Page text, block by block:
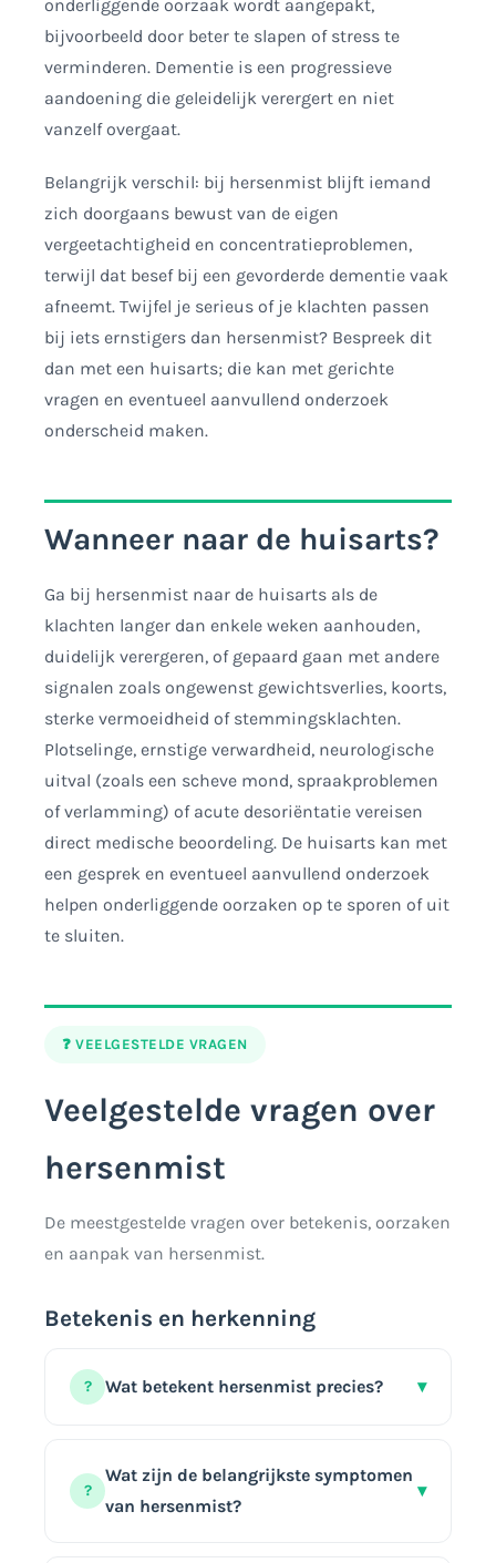
onderliggende oorzaak wordt aangepakt,
bijvoorbeeld door beter te slapen of stress te
verminderen. Dementie is een progressieve
aandoening die geleidelijk verergert en niet
vanzelf overgaat.
Belangrijk verschil: bij hersenmist blijft iemand
zich doorgaans bewust van de eigen
vergeetachtigheid en concentratieproblemen,
terwijl dat besef bij een gevorderde dementie vaak
afneemt. Twijfel je serieus of je klachten passen
bij iets ernstigers dan hersenmist? Bespreek dit
dan met een huisarts; die kan met gerichte
vragen en eventueel aanvullend onderzoek
onderscheid maken.
Wanneer naar de huisarts?
Ga bij hersenmist naar de huisarts als de
klachten langer dan enkele weken aanhouden,
duidelijk verergeren, of gepaard gaan met andere
signalen zoals ongewenst gewichtsverlies, koorts,
sterke vermoeidheid of stemmingsklachten.
Plotselinge, ernstige verwardheid, neurologische
uitval (zoals een scheve mond, spraakproblemen
of verlamming) of acute desoriëntatie vereisen
direct medische beoordeling. De huisarts kan met
een gesprek en eventueel aanvullend onderzoek
helpen onderliggende oorzaken op te sporen of uit
te sluiten.
❓ VEELGESTELDE VRAGEN
Veelgestelde vragen over
hersenmist
De meestgestelde vragen over betekenis, oorzaken
en aanpak van hersenmist.
Betekenis en herkenning
? Wat betekent hersenmist precies? ▾
van cognitieve klachten: verminderde
concentratie, vergeetachtigheid, traag
?
Wat zijn de belangrijkste symptomen
van hersenmist?
▾